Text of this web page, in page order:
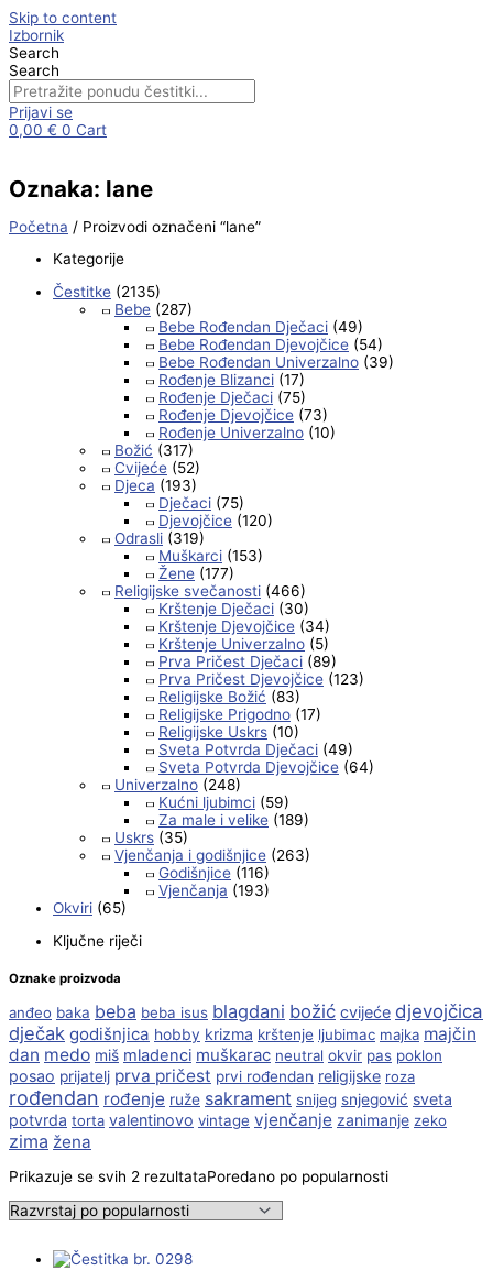
Skip to content
Izbornik
Search
Search
Prijavi se
0,00 € 0 Cart
Oznaka: lane
Početna / Proizvodi označeni “lane”
Kategorije
Čestitke (2135)
Bebe (287)
Bebe Rođendan Dječaci (49)
Bebe Rođendan Djevojčice (54)
Bebe Rođendan Univerzalno (39)
Rođenje Blizanci (17)
Rođenje Dječaci (75)
Rođenje Djevojčice (73)
Rođenje Univerzalno (10)
Božić (317)
Cvijeće (52)
Djeca (193)
Dječaci (75)
Djevojčice (120)
Odrasli (319)
Muškarci (153)
Žene (177)
Religijske svečanosti (466)
Krštenje Dječaci (30)
Krštenje Djevojčice (34)
Krštenje Univerzalno (5)
Prva Pričest Dječaci (89)
Prva Pričest Djevojčice (123)
Religijske Božić (83)
Religijske Prigodno (17)
Religijske Uskrs (10)
Sveta Potvrda Dječaci (49)
Sveta Potvrda Djevojčice (64)
Univerzalno (248)
Kućni ljubimci (59)
Za male i velike (189)
Uskrs (35)
Vjenčanja i godišnjice (263)
Godišnjice (116)
Vjenčanja (193)
Okviri (65)
Ključne riječi
Oznake proizvoda
anđeo baka beba beba isus blagdani božić cvijeće djevojčica
dječak godišnjica hobby krizma krštenje ljubimac majka majčin
dan medo miš mladenci muškarac neutral okvir pas poklon
posao prijatelj prva pričest prvi rođendan religijske roza
rođendan rođenje ruže sakrament snijeg snjegović sveta
potvrda torta valentinovo vintage vjenčanje zanimanje zeko
zima žena
Prikazuje se svih 2 rezultataPoredano po popularnosti